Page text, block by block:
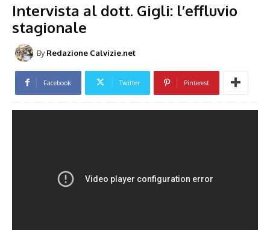
Intervista al dott. Gigli: l’effluvio
stagionale
By Redazione Calvizie.net
Facebook Twitter Pinterest